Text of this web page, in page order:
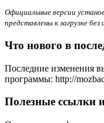
Официальные версии
представлены к загрузке без
Что нового в
Последние изменения
программы: http://
Полезные ссылки